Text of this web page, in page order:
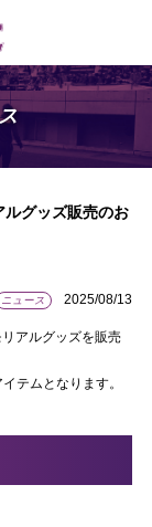
グッズ販売のお
ニュース 2025/08/13
アルグッズを販売
テムとなります。